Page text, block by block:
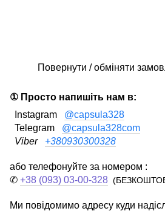
Повернути / обміняти
① Просто напишіть нам в:
Instagram @capsula328
Telegram @capsula328com
Viber +380930300328
або телефонуйте за номером :
✆ +38 (093) 03-00-328
Ми повідомимо адресу куди